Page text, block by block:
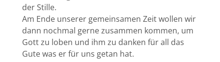
der Stille.
Am Ende unserer gemeinsamen Zeit wollen wir
dann nochmal gerne zusammen kommen, um
Gott zu loben und ihm zu danken für all das
Gute was er für uns getan hat.